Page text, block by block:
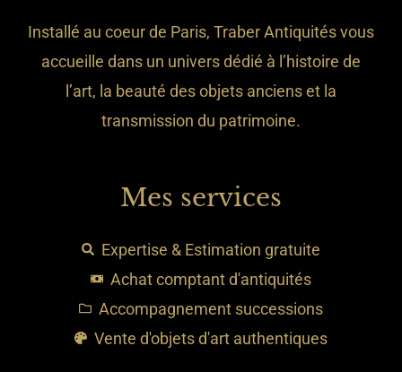
Installé au coeur de Paris, Traber Antiquités vous
accueille dans un univers dédié à l’histoire de
l’art, la beauté des objets anciens et la
transmission du patrimoine.
Mes services
Expertise & Estimation gratuite
Achat comptant d'antiquités
Accompagnement successions
Vente d'objets d'art authentiques